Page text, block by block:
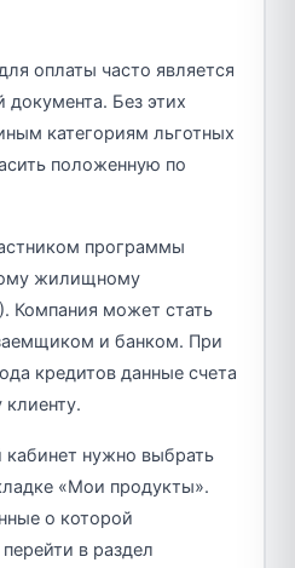
оплаты часто является
документа. Без этих
категориям льготных
положенную по
программы
жилищному
Компания может стать
и банком. При
кредитов данные счета
нужно выбрать
«Мои продукты».
о которой
в раздел